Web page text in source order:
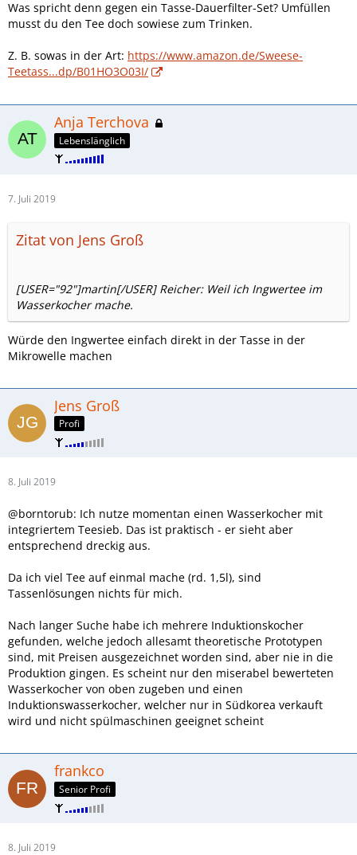
Was spricht denn gegen ein Tasse-Dauerfilter-Set? Umfüllen
musst du den Tee doch sowiese zum Trinken.
Z. B. sowas in der Art: https://www.amazon.de/Sweese-
Teetass...dp/B01HO3O03I/
Anja Terchova
Lebenslänglich
7. Juli 2019
Zitat von Jens Groß
[USER="92"]martin[/USER] Reicher: Weil ich Ingwertee im
Wasserkocher mache.
Würde den Ingwertee einfach direkt in der Tasse in der
Mikrowelle machen
Jens Groß
Profi
8. Juli 2019
@borntorub: Ich nutze momentan einen Wasserkocher mit
integriertem Teesieb. Das ist praktisch - er sieht aber
entsprechend dreckig aus.
Da ich viel Tee auf einmal mache (rd. 1,5l), sind
Tassenlösungen nichts für mich.
Nach langer Suche habe ich mehrere Induktionskocher
gefunden, welche jedoch allesamt theoretische Prototypen
sind, mit Preisen ausgezeichnet worden sind, aber nie in die
Produktion gingen. Es scheint nur den miserabel bewerteten
Wasserkocher von oben zugeben und einen
Induktionswasserkocher, welcher nur in Südkorea verkauft
wird und nicht spülmaschinen geeignet scheint
frankco
Senior Profi
8. Juli 2019